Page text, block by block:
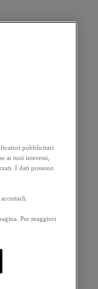
pubblicitari
ai tuoi interessi,
I dati possono
Per maggiori